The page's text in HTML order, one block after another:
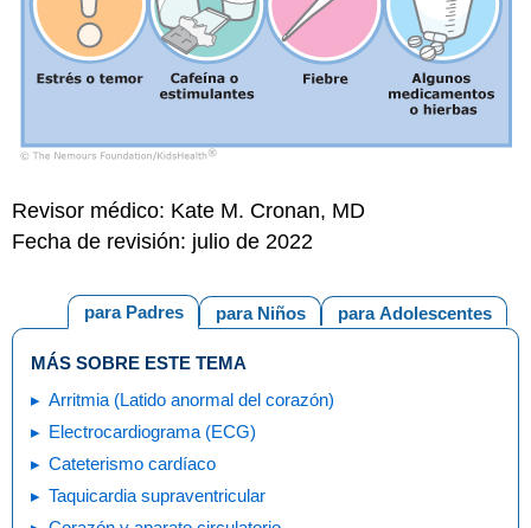
Revisor médico: Kate M. Cronan, MD
Fecha de revisión: julio de 2022
para Adolescentes
para Niños
para Padres
MÁS SOBRE ESTE TEMA
Arritmia (Latido anormal del corazón)
Electrocardiograma (ECG)
Cateterismo cardíaco
Taquicardia supraventricular